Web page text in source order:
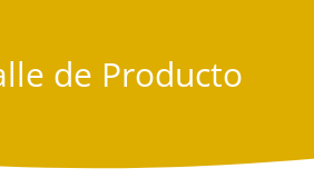
de Producto